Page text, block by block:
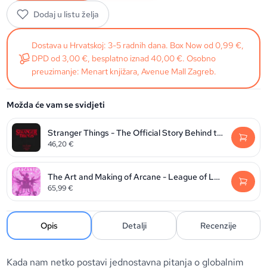
Dodaj u listu želja
Dostava u Hrvatskoj: 3-5 radnih dana. Box Now od 0,99 €,
DPD od 3,00 €, besplatno iznad 40,00 €. Osobno
preuzimanje: Menart knjižara, Avenue Mall Zagreb.
Možda će vam se svidjeti
Stranger Things - The Official Story Behind the Legendary Series
46,20€
The Art and Making of Arcane - League of Legends
65,99€
Opis Detalji Recenzije
Kada nam netko postavi jednostavna pitanja o globalnim